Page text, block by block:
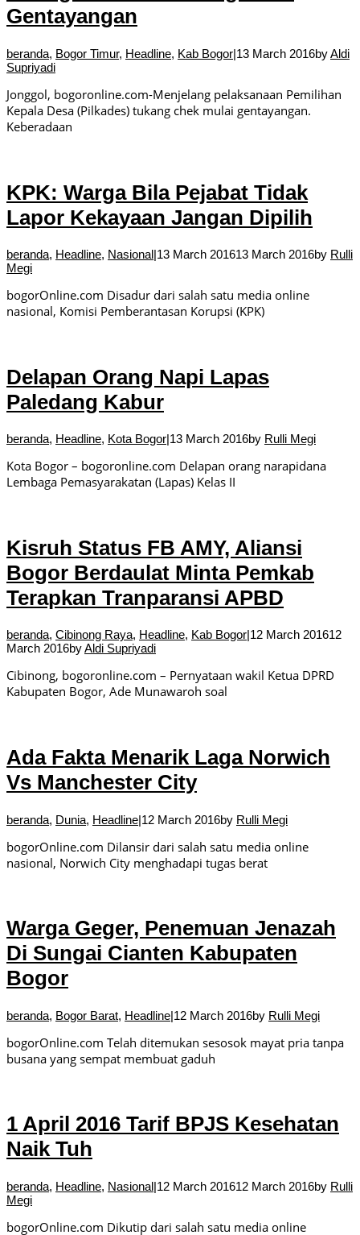
Gentayangan
beranda, Bogor Timur, Headline, Kab Bogor|13 March 2016byAldi
Supriyadi
Jonggol, bogoronline.com-Menjelang pelaksanaan Pemilihan
Kepala Desa (Pilkades) tukang chek mulai gentayangan.
Keberadaan
KPK: Warga Bila Pejabat Tidak
Lapor Kekayaan Jangan Dipilih
beranda, Headline, Nasional|13 March 201613 March 2016by Rulli
Megi
bogorOnline.com Disadur dari salah satu media online
nasional, Komisi Pemberantasan Korupsi (KPK)
Delapan Orang Napi Lapas
Paledang Kabur
beranda, Headline, Kota Bogor|13 March 2016by Rulli Megi
Kota Bogor – bogoronline.com Delapan orang narapidana
Lembaga Pemasyarakatan (Lapas) Kelas II
Kisruh Status FB AMY, Aliansi
Bogor Berdaulat Minta Pemkab
Terapkan Tranparansi APBD
beranda, Cibinong Raya, Headline, Kab Bogor 12 March 201612
March 2016byAldi Supriyadi
Cibinong, bogoronline.com – Pernyataan wakil Ketua DPRD
Kabupaten Bogor, Ade Munawaroh soal
Ada Fakta Menarik Laga Norwich
Vs Manchester City
beranda, Dunia, Headline|12 March 2016by Rulli Megi
bogorOnline.com Dilansir dari salah satu media online
nasional, Norwich City menghadapi tugas berat
Warga Geger, Penemuan Jenazah
Di Sungai Cianten Kabupaten
Bogor
beranda, Bogor Barat, Headline|12 March 2016by Rulli Megi
bogorOnline.com Telah ditemukan sesosok mayat pria tanpa
busana yang sempat membuat gaduh
1 April 2016 Tarif BPJS Kesehatan
Naik Tuh
beranda, Headline, Nasional|12 March 201612 March 2016by Rulli
Megi
bogorOnline.com Dikutip dari salah satu media online